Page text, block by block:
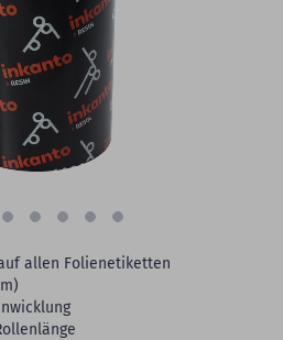
allen Folienetiketten